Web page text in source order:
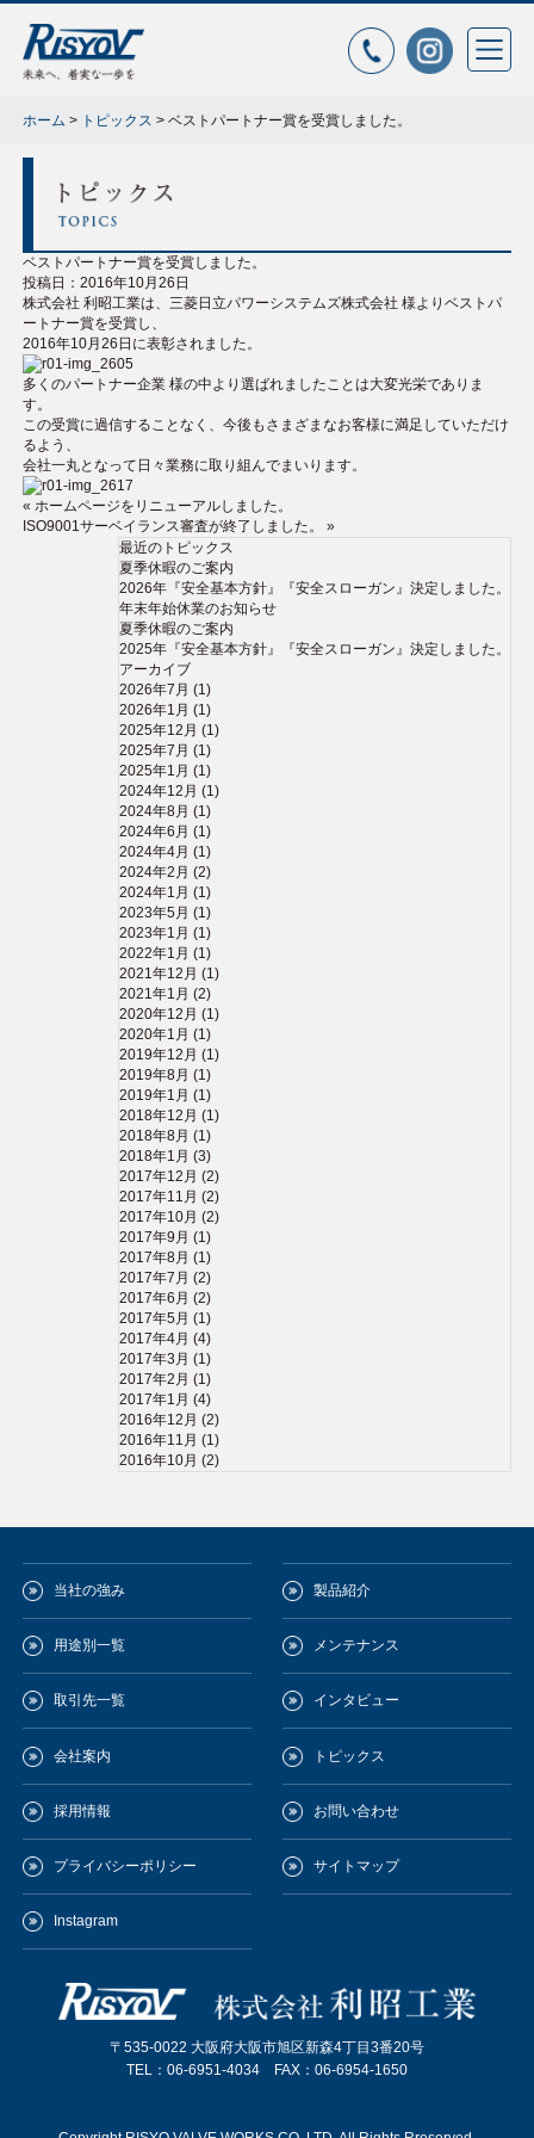
ホーム > トピックス > ベストパートナー賞を受賞しました。
ベストパートナー賞を受賞しました。
投稿日：2016年10月26日
株式会社 利昭工業は、三菱日立パワーシステムズ株式会社 様よりベストパ
ートナー賞を受賞し、
2016年10月26日に表彰されました。
多くのパートナー企業 様の中より選ばれましたことは大変光栄でありま
す。
この受賞に過信することなく、今後もさまざまなお客様に満足していただけ
るよう、
会社一丸となって日々業務に取り組んでまいります。
« ホームページをリニューアルしました。
ISO9001サーベイランス審査が終了しました。 »
最近のトピックス
夏季休暇のご案内
2026年『安全基本方針』『安全スローガン』決定しました。
年末年始休業のお知らせ
夏季休暇のご案内
2025年『安全基本方針』『安全スローガン』決定しました。
アーカイブ
2026年7月 (1)
2026年1月 (1)
2025年12月 (1)
2025年7月 (1)
2025年1月 (1)
2024年12月 (1)
2024年8月 (1)
2024年6月 (1)
2024年4月 (1)
2024年2月 (2)
2024年1月 (1)
2023年5月 (1)
2023年1月 (1)
2022年1月 (1)
2021年12月 (1)
2021年1月 (2)
2020年12月 (1)
2020年1月 (1)
2019年12月 (1)
2019年8月 (1)
2019年1月 (1)
2018年12月 (1)
2018年8月 (1)
2018年1月 (3)
2017年12月 (2)
2017年11月 (2)
2017年10月 (2)
2017年9月 (1)
2017年8月 (1)
2017年7月 (2)
2017年6月 (2)
2017年5月 (1)
2017年4月 (4)
2017年3月 (1)
2017年2月 (1)
2017年1月 (4)
2016年12月 (2)
2016年11月 (1)
2016年10月 (2)
当社の強み 製品紹介
用途別一覧 メンテナンス
取引先一覧 インタビュー
会社案内 トピックス
採用情報 お問い合わせ
プライバシーポリシー サイトマップ
Instagram
〒535-0022 大阪府大阪市旭区新森4丁目3番20号
TEL：06-6951-4034 FAX：06-6954-1650